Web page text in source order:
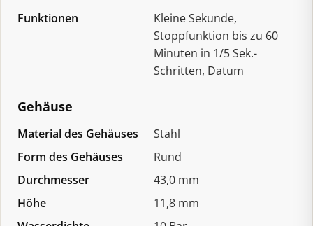
Funktionen
Kleine Sekunde,
Stoppfunktion bis zu 60
Minuten in 1/5 Sek.-
Schritten, Datum
Gehäuse
Material des Gehäuses
Stahl
Form des Gehäuses
Rund
Durchmesser
43,0 mm
Höhe
11,8 mm